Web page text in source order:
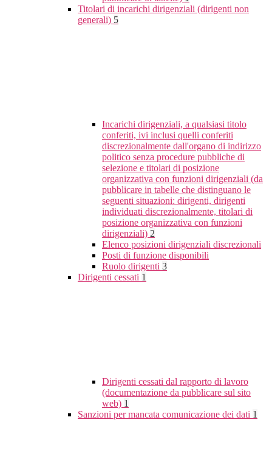
Titolari di incarichi dirigenziali (dirigenti non
generali) 5
Incarichi dirigenziali, a qualsiasi titolo
conferiti, ivi inclusi quelli conferiti
discrezionalmente dall'organo di indirizzo
politico senza procedure pubbliche di
selezione e titolari di posizione
organizzativa con funzioni dirigenziali (da
pubblicare in tabelle che distinguano le
seguenti situazioni: dirigenti, dirigenti
individuati discrezionalmente, titolari di
posizione organizzativa con funzioni
dirigenziali) 2
Elenco posizioni dirigenziali discrezionali
Posti di funzione disponibili
Ruolo dirigenti 3
Dirigenti cessati 1
Dirigenti cessati dal rapporto di lavoro
(documentazione da pubblicare sul sito
web) 1
Sanzioni per mancata comunicazione dei dati 1